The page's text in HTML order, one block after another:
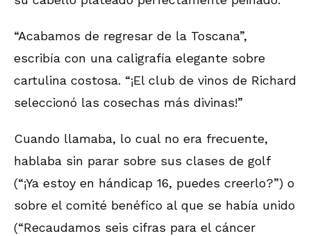
“Acabamos de regresar de la Toscana”,
escribía con una caligrafía elegante sobre
cartulina costosa. “¡El club de vinos de Richard
seleccionó las cosechas más divinas!”
Cuando llamaba, lo cual no era frecuente,
hablaba sin parar sobre sus clases de golf
(“¡Ya estoy en hándicap 16, puedes creerlo?”) o
sobre el comité benéfico al que se había unido
(“Recaudamos seis cifras para el cáncer